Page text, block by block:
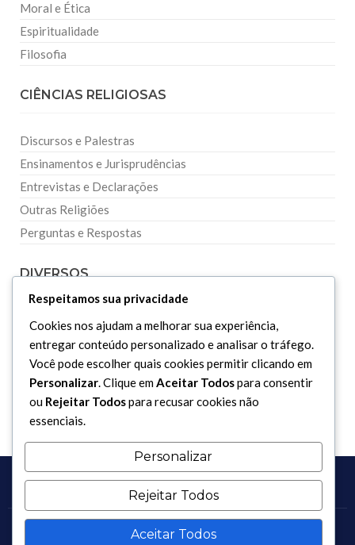
Moral e Ética
Espiritualidade
Filosofia
CIÊNCIAS RELIGIOSAS
Discursos e Palestras
Ensinamentos e Jurisprudências
Entrevistas e Declarações
Outras Religiões
Perguntas e Respostas
DIVERSOS
Curiosidades
Dicionário Islâmico
Downloads
Copyright 2017 - 2026 / Todos os direitos reservados.
Respeitamos sua privacidade
Cookies nos ajudam a melhorar sua experiência,
entregar conteúdo personalizado e analisar o tráfego.
Você pode escolher quais cookies permitir clicando em
Personalizar. Clique emAceitar Todospara consentir
ou Rejeitar Todospara recusar cookies não
essenciais.
Personalizar
Rejeitar Todos
Aceitar Todos